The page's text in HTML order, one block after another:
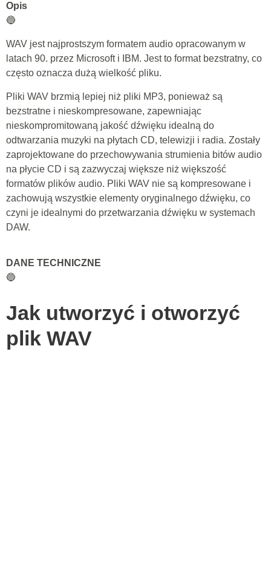
Opis
🔵
WAV jest najprostszym formatem audio opracowanym w
latach 90. przez Microsoft i IBM. Jest to format bezstratny, co
często oznacza dużą wielkość pliku.
Pliki WAV brzmią lepiej niż pliki MP3, ponieważ są
bezstratne i nieskompresowane, zapewniając
nieskompromitowaną jakość dźwięku idealną do
odtwarzania muzyki na płytach CD, telewizji i radia. Zostały
zaprojektowane do przechowywania strumienia bitów audio
na płycie CD i są zazwyczaj większe niż większość
formatów plików audio. Pliki WAV nie są kompresowane i
zachowują wszystkie elementy oryginalnego dźwięku, co
czyni je idealnymi do przetwarzania dźwięku w systemach
DAW.
DANE TECHNICZNE
🔵
Jak utworzyć i otworzyć
plik WAV